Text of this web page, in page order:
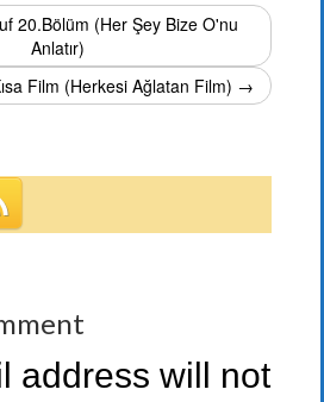
20.Bölüm (Her Şey Bize O'nu
Anlatır)
Film (Herkesi Ağlatan Film) →
address will not